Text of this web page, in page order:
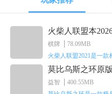
火柴人联盟本
棋牌
78.09MB
莫比乌斯之环原版
益智
400.55MB